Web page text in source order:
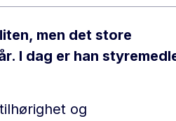
men det store
I dag er han
og